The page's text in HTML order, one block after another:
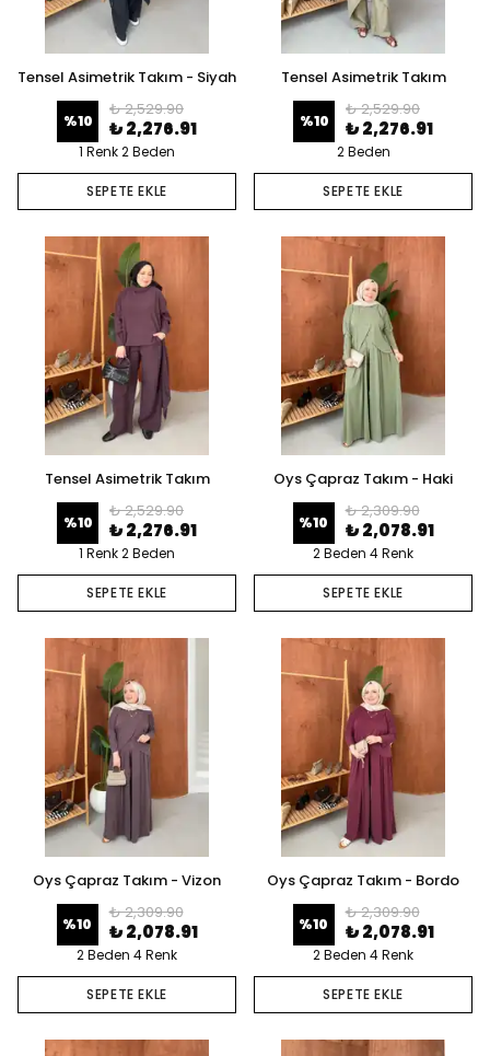
Tensel Asimetrik Takım - Siyah
%10
₺ 2,529.90
₺ 2,276.91
1 Renk 2 Beden
SEPETE EKLE
Tensel Asimetrik Takım
%10
₺ 2,529.90
₺ 2,276.91
2 Beden
SEPETE EKLE
Tensel Asimetrik Takım
%10
₺ 2,529.90
₺ 2,276.91
1 Renk 2 Beden
SEPETE EKLE
Oys Çapraz Takım - Haki
%10
₺ 2,309.90
₺ 2,078.91
2 Beden 4 Renk
SEPETE EKLE
Oys Çapraz Takım - Vizon
%10
₺ 2,309.90
₺ 2,078.91
2 Beden 4 Renk
SEPETE EKLE
Oys Çapraz Takım - Bordo
%10
₺ 2,309.90
₺ 2,078.91
2 Beden 4 Renk
SEPETE EKLE